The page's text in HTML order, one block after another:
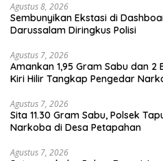
Agustus 8, 2026
Sembunyikan Ekstasi di
Darussalam Diringkus Polisi
Agustus 7, 2026
Amankan 1,95 Gram Sabu dan 2
Kiri Hilir Tangkap Pengedar
Agustus 7, 2026
Sita 11.30 Gram Sabu, Polsek
Narkoba di Desa Petapahan
Agustus 7, 2026